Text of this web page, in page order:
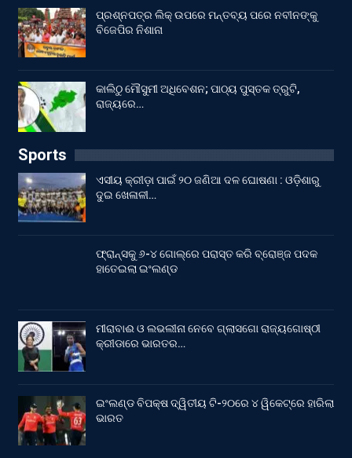
ପ୍ରଶ୍ନପତ୍ର ଲିକ୍ ଉପରେ ମନ୍ତବ୍ୟ ପରେ ନବୀନଙ୍କୁ
ବିଜେପିର ନିଶାନା
କାଲିଠୁ ମୌସୁମୀ ଅଧିବେଶନ; ପାଠ୍ୟ ପୁସ୍ତକ ତ୍ରୁଟି,
ରାଜ୍ୟରେ…
Sports
ଏସୀୟ କ୍ରୀଡ଼ା ପାଇଁ ୨୦ ଜଣିଆ ଦଳ ଘୋଷଣା : ଓଡ଼ିଶାରୁ
ଦୁଇ ଖେଳାଳୀ…
ଫ୍ରାନ୍ସକୁ ୬-୪ ଗୋଲ୍‌ରେ ପରାସ୍ତ କରି ବ୍ରୋଞ୍ଜ ପଦକ
ହାତେଇଲା ଇଂଲଣ୍ଡ
ମୀରାବାଈ ଓ ଲଭଲୀନା ନେବେ ଗ୍ଲାସଗୋ ରାଜ୍ୟଗୋଷ୍ଠୀ
କ୍ରୀଡାରେ ଭାରତର…
ଇଂଲଣ୍ଡ ବିପକ୍ଷ ଦ୍ୱିତୀୟ ଟି-୨୦ରେ ୪ ୱିକେଟ୍‌ରେ ହାରିଲା
ଭାରତ